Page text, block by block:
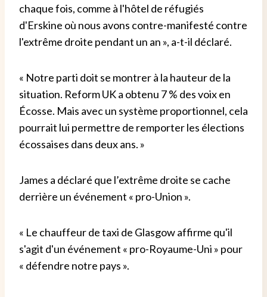
chaque fois, comme à l'hôtel de réfugiés
d'Erskine où nous avons contre-manifesté contre
l'extrême droite pendant un an », a-t-il déclaré.
« Notre parti doit se montrer à la hauteur de la
situation. Reform UK a obtenu 7 % des voix en
Écosse. Mais avec un système proportionnel, cela
pourrait lui permettre de remporter les élections
écossaises dans deux ans. »
James a déclaré que l’extrême droite se cache
derrière un événement « pro-Union ».
« Le chauffeur de taxi de Glasgow affirme qu'il
s'agit d'un événement « pro-Royaume-Uni » pour
« défendre notre pays ».